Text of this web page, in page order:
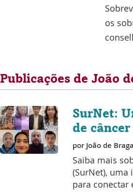
os
Publicações de João
SurNet:
de
porJoão de
Saiba mais
(SurNet), uma
para conectar